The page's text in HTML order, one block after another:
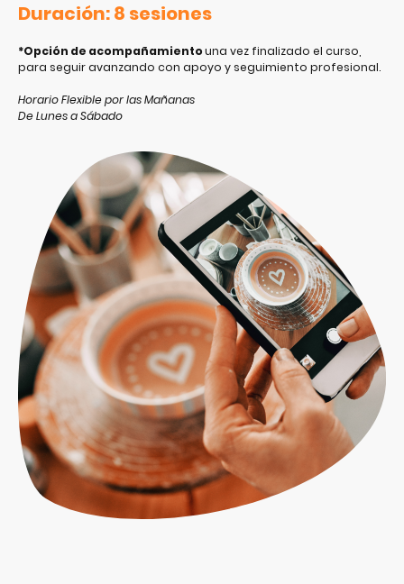
Duración: 8 sesiones
*Opción de acompañamientouna vez finalizado el curso,
para seguir avanzando con apoyo y seguimiento profesional.
Horario Flexible por las Mañanas
De Lunes a Sábado